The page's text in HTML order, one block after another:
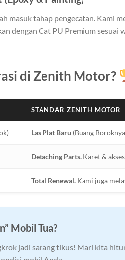
masuk tahap pengecatan. Kami
dengan Cat PU Premium
di Zenith Motor?
STANDAR ZENITH MOTOR
Las Plat Baru (Buang
Detaching Parts. Karet &
Total Renewal. Kami juga
Mobil Tua?
jadi sarang tikus! Mari kita